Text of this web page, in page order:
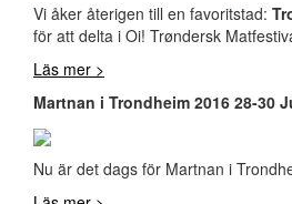
Vi åker återigen till en favoritstad:
för att delta i Oi! Trøndersk
Läs mer >
Martnan i Trondheim 2016 28-30
Nu är det dags för Martnan i